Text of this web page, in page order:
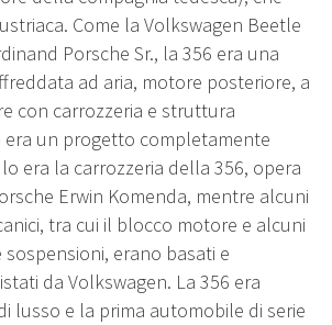
Come la Volkswagen Beetle
Porsche Sr., la 356 era una
ad aria, motore posteriore, a
con carrozzeria e struttura
un progetto completamente
era la carrozzeria della 356, opera
Erwin Komenda, mentre alcuni
tra cui il blocco motore e alcuni
erano basati e
da Volkswagen. La 356 era
lusso e la prima automobile di serie